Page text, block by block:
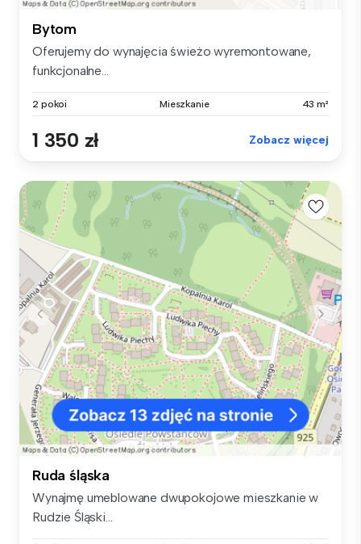
Bytom
Oferujemy do wynajęcia świeżo wyremontowane,
funkcjonalne...
2 pokoi Mieszkanie 43 m²
1 350 zł Zobacz więcej
Ruda śląska
Wynajmę umeblowane dwupokojowe mieszkanie w
Rudzie Śląski...